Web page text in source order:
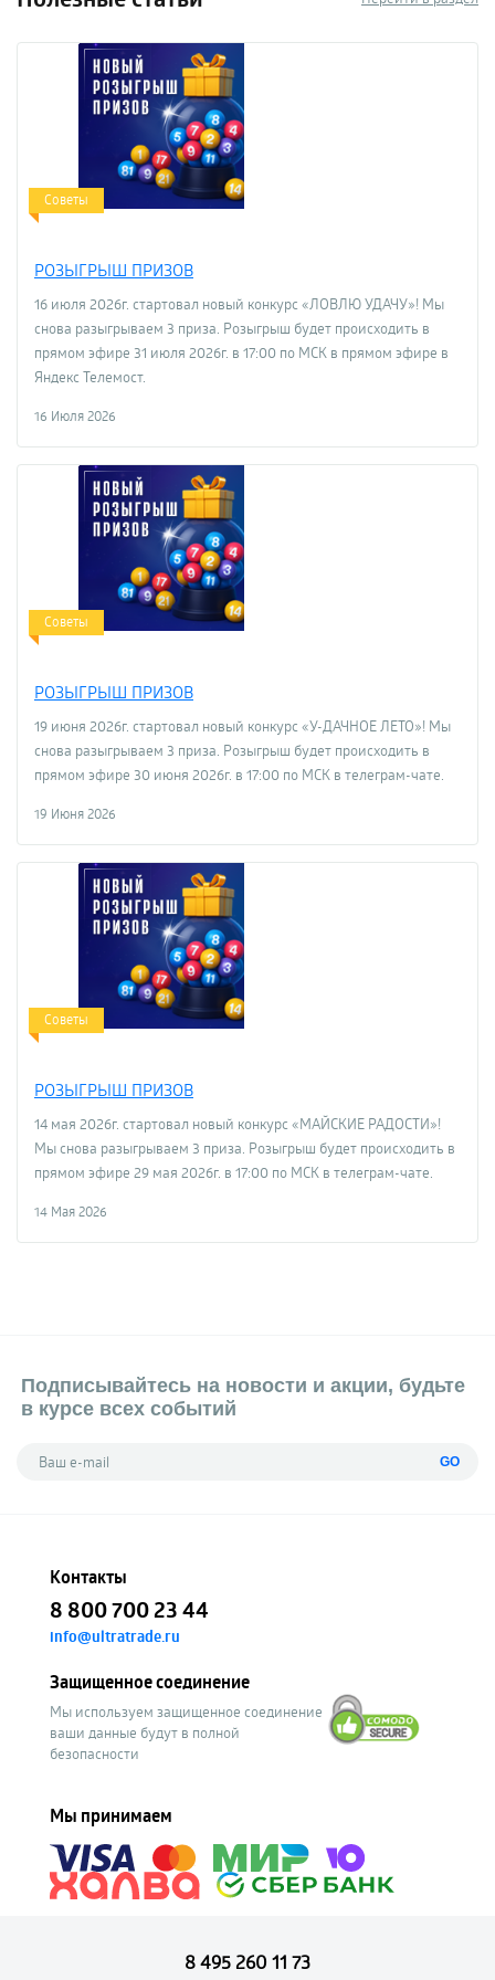
Советы
РОЗЫГРЫШ ПРИЗОВ
16 июля 2026г. стартовал новый конкурс «ЛОВЛЮ УДАЧУ»! Мы
снова разыгрываем 3 приза. Розыгрыш будет происходить в
прямом эфире 31 июля 2026г. в 17:00 по МСК в прямом эфире в
Яндекс Телемост.
16 Июля 2026
Советы
РОЗЫГРЫШ ПРИЗОВ
19 июня 2026г. стартовал новый конкурс «У-ДАЧНОЕ ЛЕТО»! Мы
снова разыгрываем 3 приза. Розыгрыш будет происходить в
прямом эфире 30 июня 2026г. в 17:00 по МСК в телеграм-чате.
19 Июня 2026
Советы
РОЗЫГРЫШ ПРИЗОВ
14 мая 2026г. стартовал новый конкурс «МАЙСКИЕ РАДОСТИ»!
Мы снова разыгрываем 3 приза. Розыгрыш будет происходить в
прямом эфире 29 мая 2026г. в 17:00 по МСК в телеграм-чате.
14 Мая 2026
Подписывайтесь на новости и акции, будьте
в курсе всех событий
GO
Контакты
8 800 700 23 44
info@ultratrade.ru
Защищенное соединение
Мы используем защищенное соединение
ваши данные будут в полной
безопасности
Мы принимаем
8 495 260 11 73